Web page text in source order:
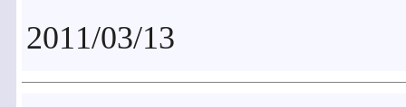
2011/03/13